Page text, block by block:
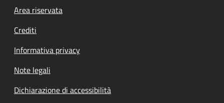
Footer menu
Area riservata
Crediti
Informativa privacy
Note legali
Dichiarazione di accessibilità